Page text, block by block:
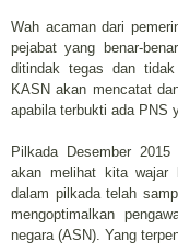
Wah acaman dari
pejabat yang benar-
ditindak tegas dan
KASN akan mencatat
apabila terbukti ada PNS
Pilkada Desember
akan melihat kita wajar
dalam pilkada telah
mengoptimalkan
negara (ASN). Yang